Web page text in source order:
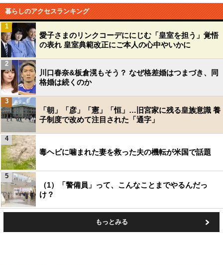
暮らしのアクセスランキング
愛子さまのリンクコーデににじむ「皇室を担う」覚悟
の表れ 皇室典範改正にご本人の心中やいかに
1
川口春奈&板倉滉もそう？ なぜ格差婚はつまづき、同
格婚は続くのか
2
「朝」「彦」「憲」「恒」…旧宮家に残る皇族意識 養
子制度で改めて注目された「通字」
3
毒ヘビに噛まれた妻を救った夫の機転が米国で話題
4
（1）「警備員」って、こんなことまでやるんだっ
け？
5
もっとみる